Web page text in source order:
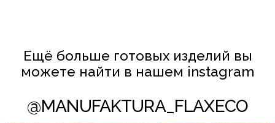
© FLAXECO ВСЕ ПРАВА ЗАЩИЩЕНЫ 2024
И ОБРАБОТКИ ПЕРСОНАЛЬНЫХ ДАННЫХ
ПОЛИТИКА ИСПОЛЬЗОВАНИЯ COOKIE-ФАЙЛОВ
СОТРУДНИЧЕСТВО